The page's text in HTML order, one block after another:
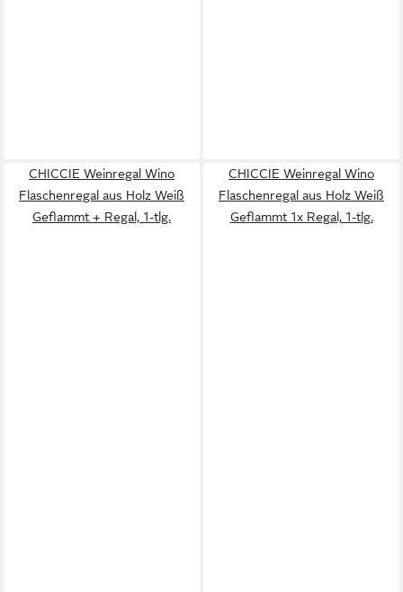
CHICCIE Weinregal Wino
Flaschenregal aus Holz Weiß
Geflammt + Regal, 1-tlg.
CHICCIE Weinregal Wino
Flaschenregal aus Holz Weiß
Geflammt 1x Regal, 1-tlg.